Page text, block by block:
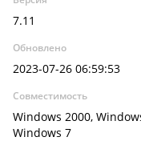
7.11
Обновлено
2023-07-26 06:59:53
Совместимость
Windows 2000,
Windows 7